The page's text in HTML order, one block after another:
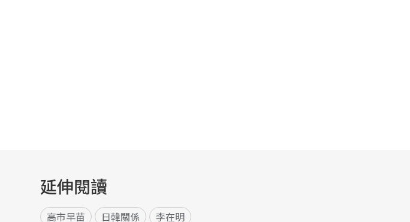
延伸閱讀
高市早苗 日韓關係 李在明